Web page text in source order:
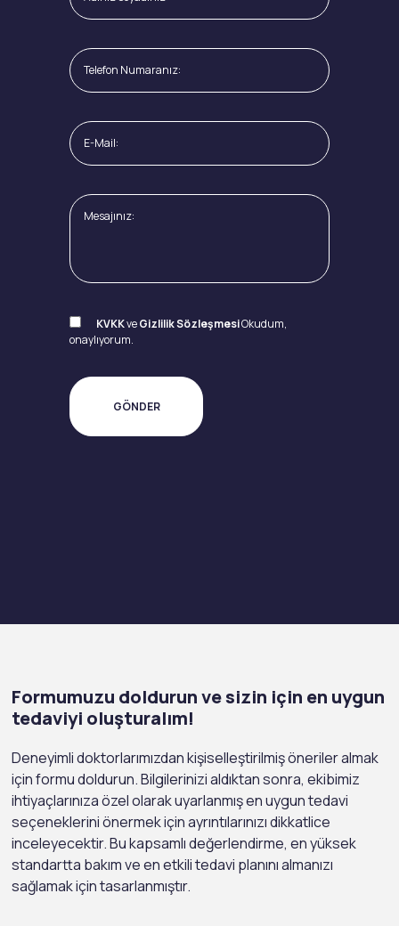
KVKKveGizlilik SözleşmesiOkudum,
onaylıyorum.
Formumuzu doldurun ve sizin için en uygun
tedaviyi oluşturalım!
Deneyimli doktorlarımızdan kişiselleştirilmiş öneriler almak
için formu doldurun. Bilgilerinizi aldıktan sonra, ekibimiz
ihtiyaçlarınıza özel olarak uyarlanmış en uygun tedavi
seçeneklerini önermek için ayrıntılarınızı dikkatlice
inceleyecektir. Bu kapsamlı değerlendirme, en yüksek
standartta bakım ve en etkili tedavi planını almanızı
sağlamak için tasarlanmıştır.